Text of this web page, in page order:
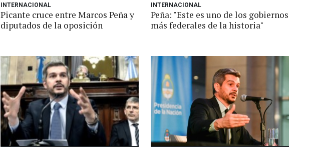
INTERNACIONAL
Picante cruce entre Marcos Peña y
diputados de la oposición
INTERNACIONAL
Peña: "Este es uno de los gobiernos
más federales de la historia"